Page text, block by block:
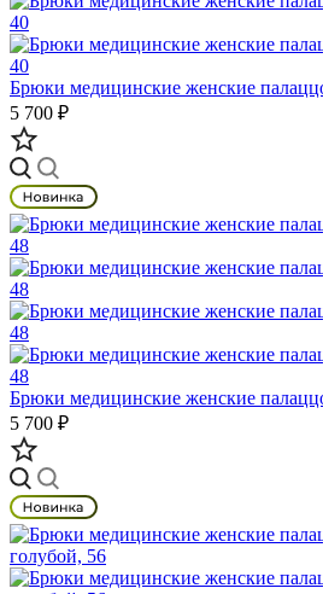
Брюки медицинские женские
5 700 ₽
Брюки медицинские женские
5 700 ₽